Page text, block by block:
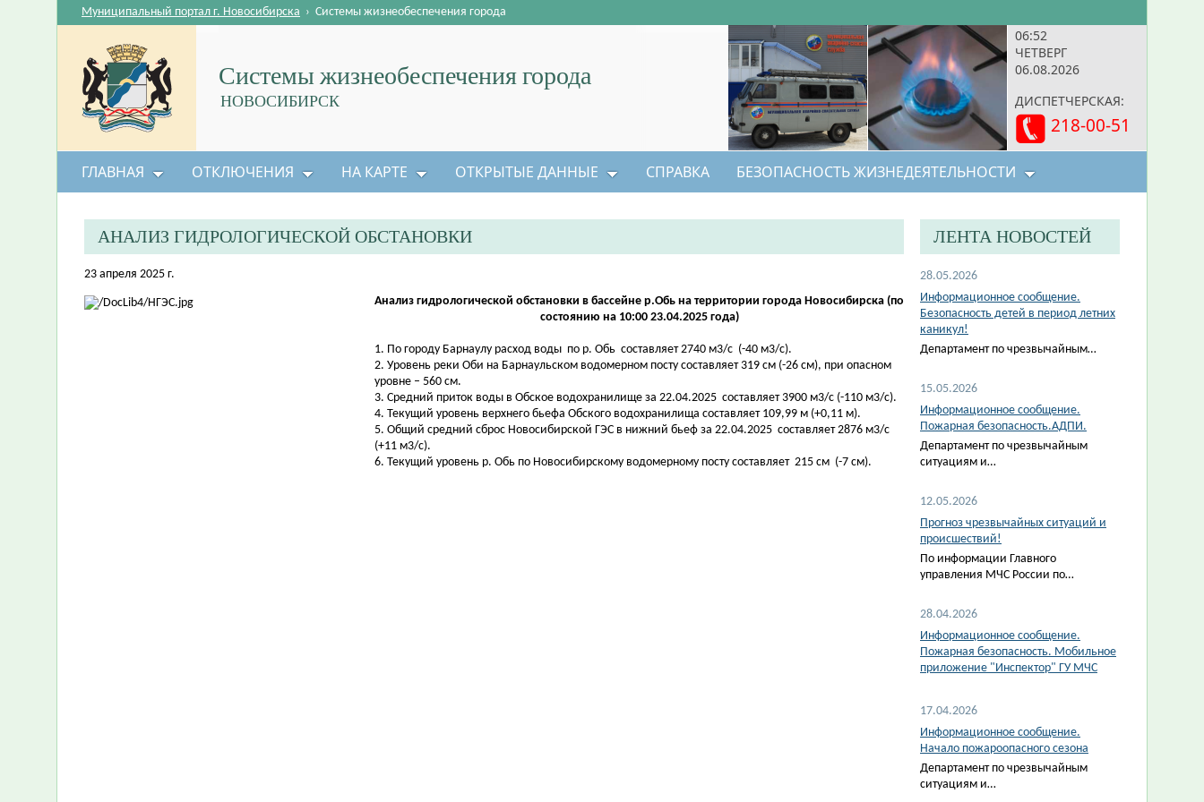
06:52
ЧЕТВЕРГ
06.08.2026
ДИСПЕТЧЕРСКАЯ:
218-00-51
Системы жизнеобеспечения города
НОВОСИБИРСК
Муниципальный портал г. Новосибирска › Системы жизнеобеспечения города
ГЛАВНАЯ ОТКЛЮЧЕНИЯ НА КАРТЕ ОТКРЫТЫЕ ДАННЫЕ СПРАВКА БЕЗОПАСНОСТЬ ЖИЗНЕДЕЯТЕЛЬНОСТИ
АНАЛИЗ ГИДРОЛОГИЧЕСКОЙ ОБСТАНОВКИ
23 апреля 2025 г.
Анализ гидрологической обстановки в бассейне р.Обь на территории города Новосибирска (по
состоянию на 10:00 23.04.2025 года)
1. По городу Барнаулу расход воды по р. Обь составляет 2740 м3/с (-40 м3/с).
2. Уровень реки Оби на Барнаульском водомерном посту составляет 319 см (-26 см), при опасном
уровне – 560 см.
3. Средний приток воды в Обское водохранилище за 22.04.2025 составляет 3900 м3/с (-110 м3/с).
4. Текущий уровень верхнего бьефа Обского водохранилища составляет 109,99 м (+0,11 м).
5. Общий средний сброс Новосибирской ГЭС в нижний бьеф за 22.04.2025 составляет 2876 м3/с
(+11 м3/с).
6. Текущий уровень р. Обь по Новосибирскому водомерному посту составляет 215 см (-7 см).
ЛЕНТА НОВОСТЕЙ
28.05.2026
Информационное сообщение.
Безопасность детей в период летних
каникул!
Департамент по чрезвычайным…
15.05.2026
Информационное сообщение.
Пожарная безопасность.АДПИ.
Департамент по чрезвычайным
ситуациям и…
12.05.2026
Прогноз чрезвычайных ситуаций и
происшествий!
По информации Главного
управления МЧС России по…
28.04.2026
Информационное сообщение.
Пожарная безопасность. Мобильное
приложение "Инспектор" ГУ МЧС
17.04.2026
Информационное сообщение.
Начало пожароопасного сезона
Департамент по чрезвычайным
ситуациям и…